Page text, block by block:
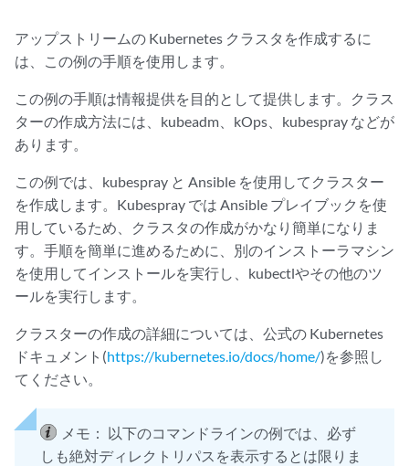
アップストリームの Kubernetes クラスタを作成するに
は、この例の手順を使用します。
この例の手順は情報提供を目的として提供します。クラス
ターの作成方法には、kubeadm、kOps、kubespray などが
あります。
この例では、kubespray と Ansible を使用してクラスター
を作成します。Kubespray では Ansible プレイブックを使
用しているため、クラスタの作成がかなり簡単になりま
す。手順を簡単に進めるために、別のインストーラマシン
を使用してインストールを実行し、kubectlやその他のツ
ールを実行します。
クラスターの作成の詳細については、公式の Kubernetes
ドキュメント(https://kubernetes.io/docs/home/)を参照し
てください。
メモ： 以下のコマンドラインの例では、必ず
しも絶対ディレクトリパスを表示するとは限りま